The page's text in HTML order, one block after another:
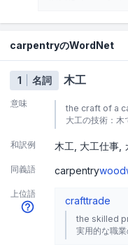
carpentryのWordNet
1 名詞 木工
意味
the craft of a
大工の技術：木
和訳例 木工 大工仕事
同義語 carpentry
上位語
crafttrade
the skilled
実用的な職